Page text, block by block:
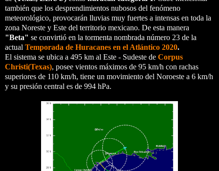
también que los desprendimientos nubosos del fenómeno
meteorológico, provocarán lluvias muy fuertes a intensas en toda la
zona Noreste y Este del territorio mexicano. De esta manera
"Beta" se convirtió en la tormenta nombrada número 23 de la
actual Temporada de Huracanes en el Atlántico 2020.
El sistema se ubica a 495 km al Este - Sudeste de Corpus
Christi(Texas), posee vientos máximos de 95 km/h con rachas
superiores de 110 km/h, tiene un movimiento del Noroeste a 6 km/h
y su presión central es de 994 hPa.